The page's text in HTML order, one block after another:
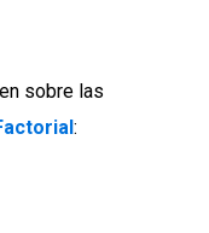
sobre las
: